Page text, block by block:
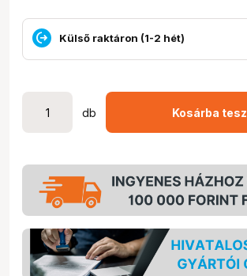
Külső raktáron (1-2 hét)
db Kosárba tesz